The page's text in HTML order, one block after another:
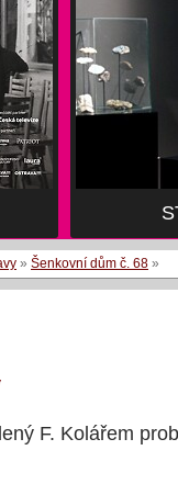
» Šenkovní dům č. 68 »
F. Kolářem